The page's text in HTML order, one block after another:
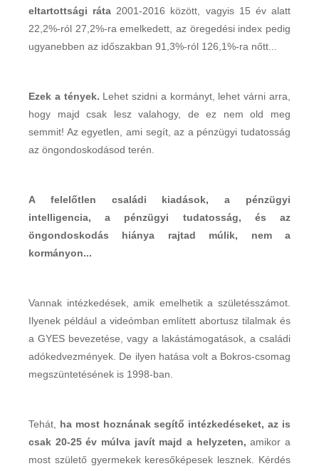
eltartottsági ráta 2001-2016 között, vagyis 15 év alatt
22,2%-ról 27,2%-ra emelkedett, az öregedési index pedig
ugyanebben az időszakban 91,3%-ról 126,1%-ra nőtt...
Ezek a tények. Lehet szidni a kormányt, lehet várni arra,
hogy majd csak lesz valahogy, de ez nem old meg
semmit! Az egyetlen, ami segít, az a pénzügyi tudatosság
az öngondoskodásod terén.
A felelőtlen családi kiadások, a pénzügyi
intelligencia, a pénzügyi tudatosság, és az
öngondoskodás hiánya rajtad múlik, nem a
kormányon...
Vannak intézkedések, amik emelhetik a születésszámot.
Ilyenek például a videómban említett abortusz tilalmak és
a GYES bevezetése, vagy a lakástámogatások, a családi
adókedvezmények. De ilyen hatása volt a Bokros-csomag
megszüntetésének is 1998-ban.
Tehát, ha most hoznának segítő intézkedéseket, az is
csak 20-25 év múlva javít majd a helyzeten, amikor a
most születő gyermekek keresőképesek lesznek. Kérdés